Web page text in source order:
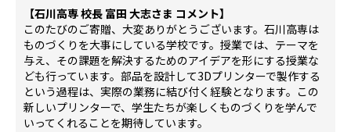
【石川高専 校長 富田 大志さま コメント】
このたびのご寄贈、大変ありがとうございます。石川高専は
ものづくりを大事にしている学校です。授業では、テーマを
与え、その課題を解決するためのアイデアを形にする授業な
ども行っています。部品を設計して3Dプリンターで製作する
という過程は、実際の業務に結び付く経験となります。この
新しいプリンターで、学生たちが楽しくものづくりを学んで
いってくれることを期待しています。